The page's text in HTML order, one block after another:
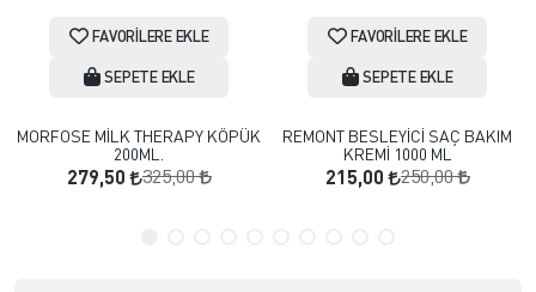
FAVORILERE EKLE
SEPETE EKLE
MORFOSE MİLK THERAPY KÖPÜK
200ML.
279,50 325,00
FAVORILERE EKLE
SEPETE EKLE
REMONT BESLEYİCİ SAÇ BAKIM
KREMİ 1000 ML
215,00 250,00